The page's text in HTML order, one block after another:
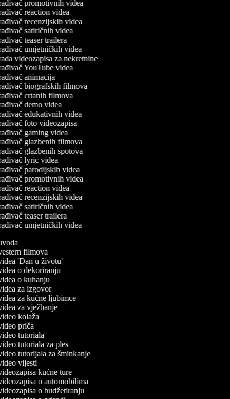
promotivnih videa
reaction videa
recenzijskih videa
satiričnih videa
teaser trailera
umjetničkih videa
videozapisa za nekretnine
YouTube videa
animacija
biografskih filmova
crtanih filmova
demo videa
edukativnih videa
foto videozapisa
gaming videa
glazbenih filmova
glazbenih spotova
lyric videa
parodijskih videa
promotivnih videa
reaction videa
recenzijskih videa
satiričnih videa
teaser trailera
umjetničkih videa
filmova
'Dan u životu'
o dekoriranju
o kuhanju
za izgovor
za kućne ljubimce
za vježbanje
kolaža
priča
tutoriala
tutoriala za ples
tutorijala za šminkanje
vijesti
kućne ture
o automobilima
o budžetiranju